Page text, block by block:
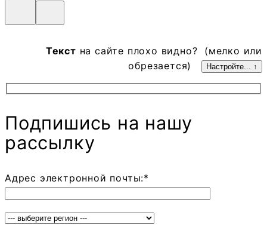
Текст на сайте плохо видно? (мелко или
обрезается)
Настройте... ↑
Подпишись на нашу
рассылку
Адрес электронной почты:*